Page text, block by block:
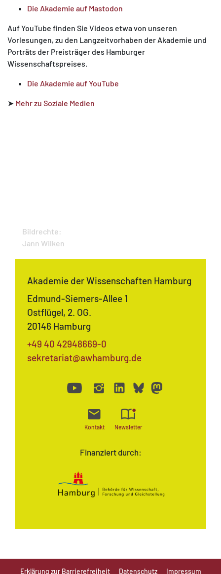
Die Akademie auf Mastodon
Auf YouTube finden Sie Videos etwa von unseren
Vorlesungen, zu den Langzeitvorhaben der Akademie und
Porträts der Preisträger des Hamburger
Wissenschaftspreises.
Die Akademie auf YouTube
➤ Mehr zu Soziale Medien
Bildrechte:
Jann Wilken
Finanziert durch:
Akademie der Wissenschaften Hamburg
Edmund-Siemers-Allee 1
Ostflügel, 2. OG.
20146 Hamburg
+49 40 42948669-0
sekretariat@awhamburg.de
Kontakt Newsletter
Erklärung zur Barrierefreiheit Datenschutz Impressum